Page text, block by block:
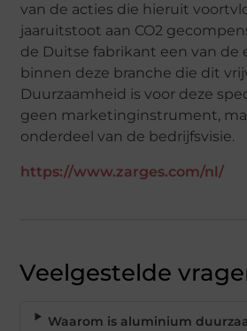
van de acties die hieruit
jaaruitstoot aan CO2
de Duitse fabrikant een van de
binnen deze branche die dit
Duurzaamheid is voor deze
geen marketinginstrument,
onderdeel van de bedrijfsvisie.
https://www.zarges.com/nl/
Veelgestelde
Waarom is aluminium